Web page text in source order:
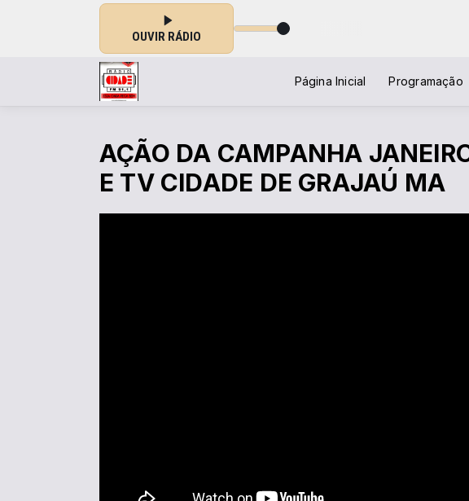
OUVIR RÁDIO
TARDE DA CIDADE das 13:00 às 15:00
Página Inicial Programação
AÇÃO DA CAMPANHA
E TV CIDADE DE GRAJAÚ MA